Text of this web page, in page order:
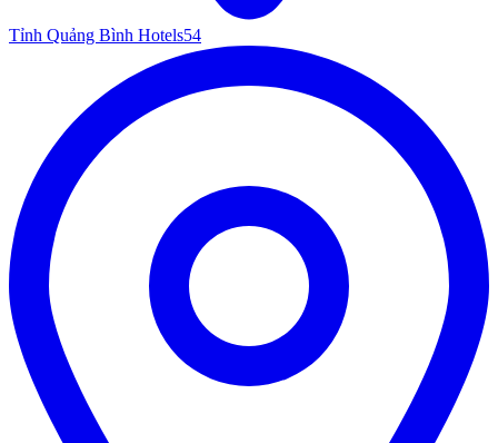
Tỉnh Quảng Bình Hotels54